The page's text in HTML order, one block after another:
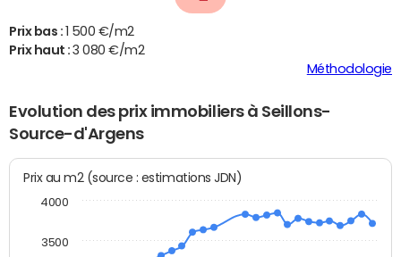
Prix bas :
1 500 €/m2
Prix haut :3 080 €/m2
Méthodologie
Evolution des prix immobiliers à Seillons-
Source-d'Argens
Prix au m2 (source : estimations JDN)
3500
4000